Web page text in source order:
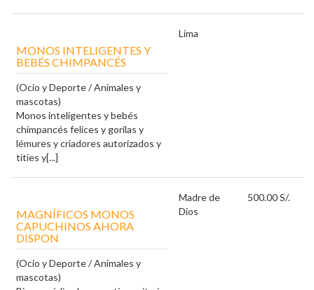
MONOS INTELIGENTES Y
BEBÉS CHIMPANCÉS
(Ocio y Deporte / Animales y
mascotas)
Monos inteligentes y bebés
chimpancés felices y gorilas y
lémures y criadores autorizados y
titíes y[...]
Lima
MAGNÍFICOS MONOS
CAPUCHINOS AHORA
DISPON
(Ocio y Deporte / Animales y
mascotas)
Madre de
Dios
500.00 S/.